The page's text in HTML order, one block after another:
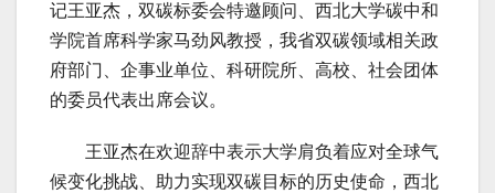
记王亚杰，双碳标委会特邀顾问、西北大学碳中和
学院首席科学家马劲风教授，我省双碳领域相关政
府部门、企事业单位、科研院所、高校、社会团体
的委员代表出席会议。
王亚杰在欢迎辞中表示大学肩负着应对全球气
候变化挑战、助力实现双碳目标的历史使命，西北